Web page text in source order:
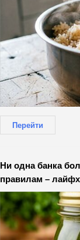
Перейти
Ни одна банка
правилам –